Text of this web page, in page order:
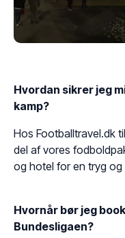
Hvordan sikrer jeg
kamp?
Hos Footballtravel.dk
del af vores
og hotel for en tryg og
Hvornår bør jeg
Bundesligaen?